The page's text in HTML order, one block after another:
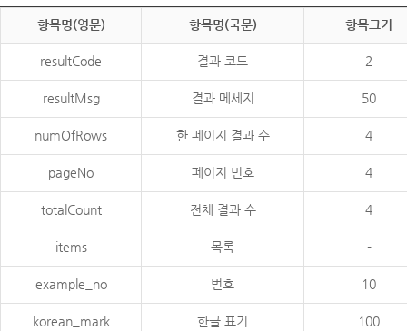
항목명(영문) 항목명(국문) 항목크기
resultCode 결과 코드 2
resultMsg 결과 메세지 50
numOfRows 한 페이지 결과 수 4
pageNo 페이지 번호 4
totalCount 전체 결과 수 4
items 목록 -
example_no 번호 10
korean_mark 한글 표기 100